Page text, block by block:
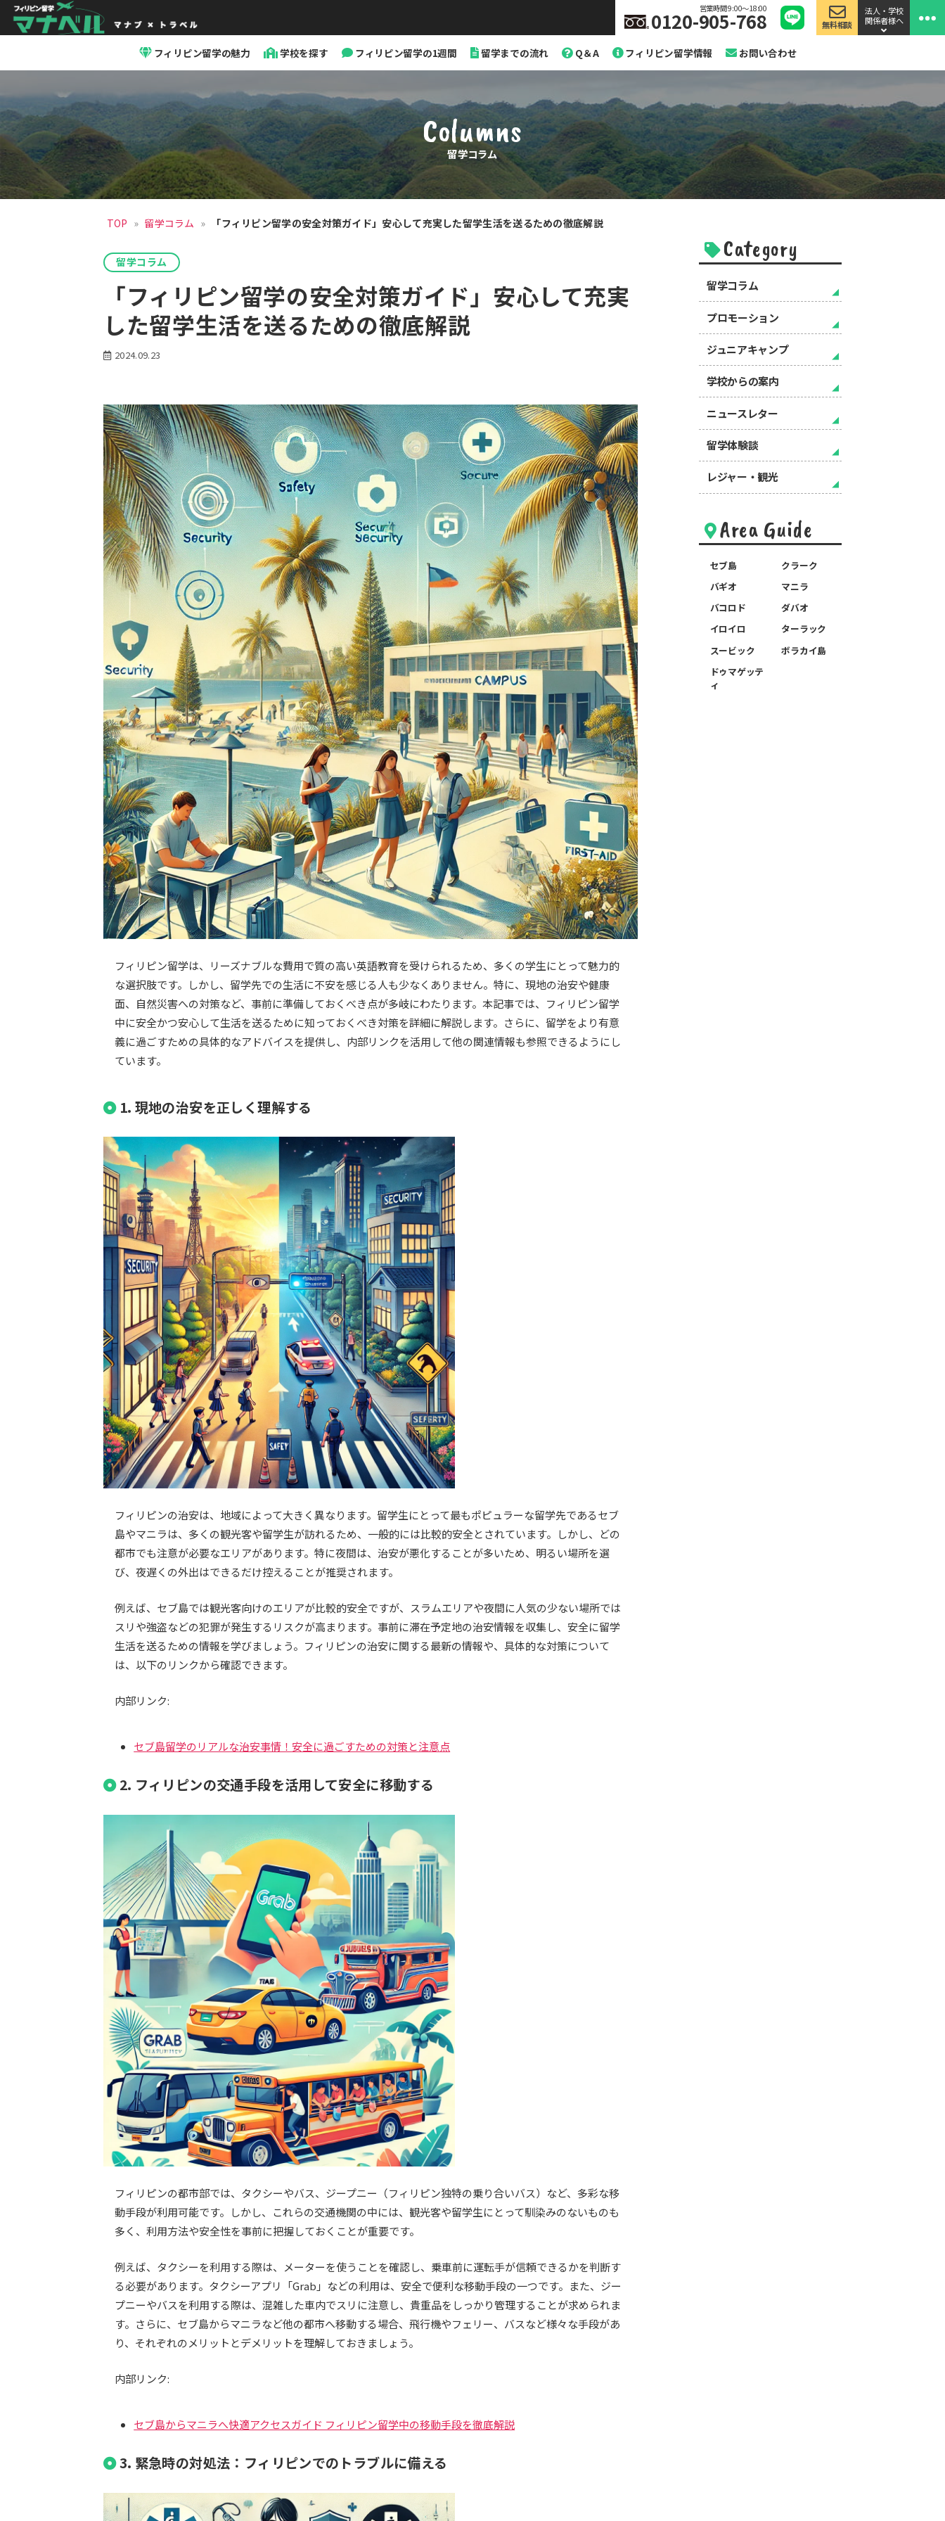
「マ
島
留
学・
フ
ィ
ピ
営業時間 9:00〜18:00
0120-905-768 無料相談
法人・学校
関係者様へ
フィリピン留学の魅力 学校を探す フィリピン留学の1週間 留学までの流れ Q＆A フィリピン留学情報 お問い合わせ
Columns
留学コラム
TOP » 留学コラム » 「フィリピン留学の安全対策ガイド」安心して充実した留学生活を送るための徹底解説
リ
ー
留学コラム
「フィリピン留学の安全対策ガイド」安心して充実
した留学生活を送るための徹底解説
2024.09.23
フィリピン留学は、リーズナブルな費用で質の高い英語教育を受けられるため、多くの学生にとって魅力的
な選択肢です。しかし、留学先での生活に不安を感じる人も少なくありません。特に、現地の治安や健康
面、自然災害への対策など、事前に準備しておくべき点が多岐にわたります。本記事では、フィリピン留学
中に安全かつ安心して生活を送るために知っておくべき対策を詳細に解説します。さらに、留学をより有意
義に過ごすための具体的なアドバイスを提供し、内部リンクを活用して他の関連情報も参照できるようにし
ています。
1. 現地の治安を正しく理解する
フィリピンの治安は、地域によって大きく異なります。留学生にとって最もポピュラーな留学先であるセブ
島やマニラは、多くの観光客や留学生が訪れるため、一般的には比較的安全とされています。しかし、どの
都市でも注意が必要なエリアがあります。特に夜間は、治安が悪化することが多いため、明るい場所を選
び、夜遅くの外出はできるだけ控えることが推奨されます。
例えば、セブ島では観光客向けのエリアが比較的安全ですが、スラムエリアや夜間に人気の少ない場所では
スリや強盗などの犯罪が発生するリスクが高まります。事前に滞在予定地の治安情報を収集し、安全に留学
生活を送るための情報を学びましょう。フィリピンの治安に関する最新の情報や、具体的な対策について
は、以下のリンクから確認できます。
内部リンク:
セブ島留学のリアルな治安事情！安全に過ごすための対策と注意点
2. フィリピンの交通手段を活用して安全に移動する
フィリピンの都市部では、タクシーやバス、ジープニー（フィリピン独特の乗り合いバス）など、多彩な移
動手段が利用可能です。しかし、これらの交通機関の中には、観光客や留学生にとって馴染みのないものも
多く、利用方法や安全性を事前に把握しておくことが重要です。
例えば、タクシーを利用する際は、メーターを使うことを確認し、乗車前に運転手が信頼できるかを判断す
る必要があります。タクシーアプリ「Grab」などの利用は、安全で便利な移動手段の一つです。また、ジー
プニーやバスを利用する際は、混雑した車内でスリに注意し、貴重品をしっかり管理することが求められま
す。さらに、セブ島からマニラなど他の都市へ移動する場合、飛行機やフェリー、バスなど様々な手段があ
り、それぞれのメリットとデメリットを理解しておきましょう。
内部リンク:
セブ島からマニラへ快適アクセスガイド フィリピン留学中の移動手段を徹底解説
3. 緊急時の対処法：フィリピンでのトラブルに備える
Category
留学コラム
プロモーション
ジュニアキャンプ
学校からの案内
ニュースレター
留学体験談
レジャー・観光
Area Guide
セブ島
クラーク
バギオ
マニラ
バコロド
ダバオ
イロイロ
ターラック
スービック
ボラカイ島
ドゥマゲッテ
ィ